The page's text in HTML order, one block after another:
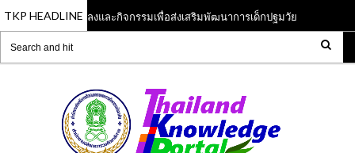
TKP HEADLINE
หลักสูตรเพลงและกิจกรรมเพื่อส่งเสริมพัฒนาการเด็กปฐมวัย